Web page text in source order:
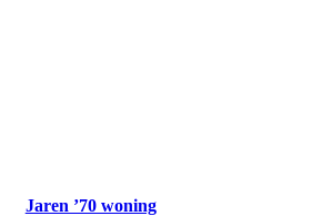
Jaren ’70 woning